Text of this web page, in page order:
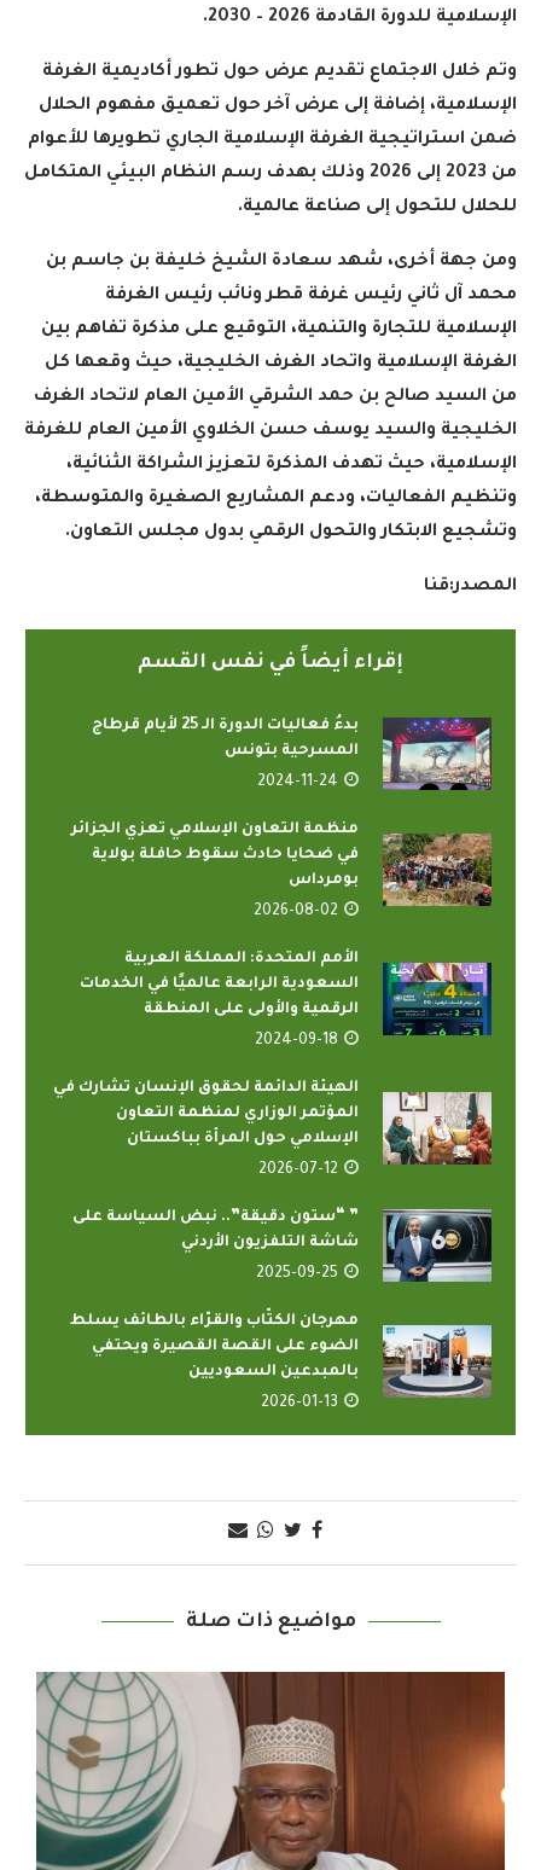
الإسلامية للدورة القادمة 2026 – 2030.
وتم خلال الاجتماع تقديم عرض حول تطور أكاديمية الغرفة
الإسلامية، إضافة إلى عرض آخر حول تعميق مفهوم الحلال
ضمن استراتيجية الغرفة الإسلامية الجاري تطويرها للأعوام
من 2023 إلى 2026 وذلك بهدف رسم النظام البيئي المتكامل
للحلال للتحول إلى صناعة عالمية.
ومن جهة أخرى، شهد سعادة الشيخ خليفة بن جاسم بن
محمد آل ثاني رئيس غرفة قطر ونائب رئيس الغرفة
الإسلامية للتجارة والتنمية، التوقيع على مذكرة تفاهم بين
الغرفة الإسلامية واتحاد الغرف الخليجية، حيث وقعها كل
من السيد صالح بن حمد الشرقي الأمين العام لاتحاد الغرف
الخليجية والسيد يوسف حسن الخلاوي الأمين العام للغرفة
الإسلامية، حيث تهدف المذكرة لتعزيز الشراكة الثنائية،
وتنظيم الفعاليات، ودعم المشاريع الصغيرة والمتوسطة،
وتشجيع الابتكار والتحول الرقمي بدول مجلس التعاون.
المصدر:قنا
إقراء أيضاً في نفس القسم
بدءُ فعاليات الدورة الـ 25 لأيام قرطاج
المسرحية بتونس
2024-11-24
منظمة التعاون الإسلامي تعزي الجزائر
في ضحايا حادث سقوط حافلة بولاية
بومرداس
2026-08-02
الأمم المتحدة: المملكة العربية
السعودية الرابعة عالميًا في الخدمات
الرقمية والأولى على المنطقة
2024-09-18
الهيئة الدائمة لحقوق الإنسان تشارك في
المؤتمر الوزاري لمنظمة التعاون
الإسلامي حول المرأة بباكستان
2026-07-12
” “ستون دقيقة”.. نبض السياسة على
شاشة التلفزيون الأردني
2025-09-25
مهرجان الكتّاب والقرّاء بالطائف يسلط
الضوء على القصة القصيرة ويحتفي
بالمبدعين السعوديين
2026-01-13
مواضيع ذات صلة